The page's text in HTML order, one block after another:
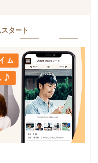
タート